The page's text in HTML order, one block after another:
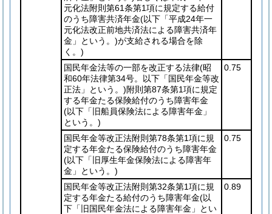
元化法附則第61条第1項に規定する給付
のうち障害共済年金(以下「平成24年一
元化法改正前地共済法による障害共済年
金」という。)が支給される場合を除
く。)
国民年金法等の一部を改正する法律(昭
和60年法律第34号。以下「国民年金等改
正法」という。)附則第87条第1項に規定
する年金たる保険給付のうち障害年金
(以下「旧船員保険法による障害年金」
という。)
0.75
国民年金等改正法附則第78条第1項に規
定する年金たる保険給付のうち障害年金
(以下「旧厚生年金保険法による障害年
金」という。)
0.75
国民年金等改正法附則第32条第1項に規
定する年金たる給付のうち障害年金(以
下「旧国民年金法による障害年金」とい
0.89